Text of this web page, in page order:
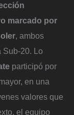
marcado por
, ambos
Sub-20. Lo
participó por
en una
valores que
el equipo